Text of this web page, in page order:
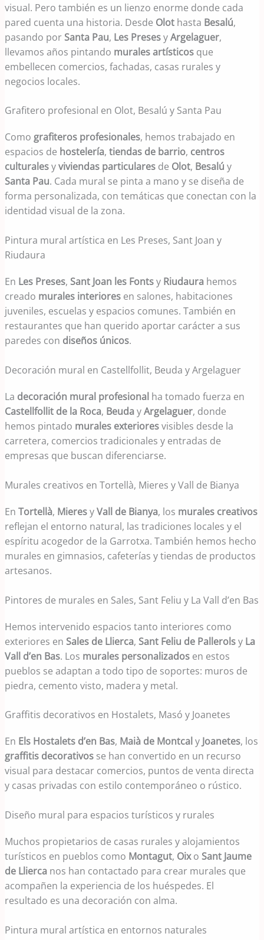
visual. Pero también es un lienzo enorme donde cada
pared cuenta una historia. Desde Olot hasta Besalú,
pasando por Santa Pau, Les PresesyArgelaguer,
llevamos años pintando murales artísticos que
embellecen comercios, fachadas, casas rurales y
negocios locales.
Grafitero profesional en Olot, Besalú y Santa Pau
Comografiteros profesionales, hemos trabajado en
espacios de hostelería,tiendas de barrio, centros
culturalesyviviendas particulares de Olot, Besalú y
Santa Pau. Cada mural se pinta a mano y se diseña de
forma personalizada, con temáticas que conectan con la
identidad visual de la zona.
Pintura mural artística en Les Preses, Sant Joan y
Riudaura
En Les Preses, Sant Joan les Fontsy Riudaura hemos
creado murales interiores en salones, habitaciones
juveniles, escuelas y espacios comunes. También en
restaurantes que han querido aportar carácter a sus
paredes con diseños únicos.
Decoración mural en Castellfollit, Beuda y Argelaguer
La decoración mural profesional ha tomado fuerza en
Castellfollit de la Roca, BeudayArgelaguer, donde
hemos pintado murales exterioresvisibles desde la
carretera, comercios tradicionales y entradas de
empresas que buscan diferenciarse.
Murales creativos en Tortellà, Mieres y Vall de Bianya
EnTortellà, MieresyVall de Bianya, los murales creativos
reflejan el entorno natural, las tradiciones locales y el
espíritu acogedor de la Garrotxa. También hemos hecho
murales en gimnasios, cafeterías y tiendas de productos
artesanos.
Pintores de murales en Sales, Sant Feliu y La Vall d’en Bas
Hemos intervenido espacios tanto interiores como
exteriores en Sales de Llierca, Sant Feliu de Pallerolsy La
Vall d’en Bas. Los murales personalizados en estos
pueblos se adaptan a todo tipo de soportes: muros de
piedra, cemento visto, madera y metal.
Graffitis decorativos en Hostalets, Masó y Joanetes
En Els Hostalets d’en Bas, Maià de Montcaly Joanetes, los
graffitis decorativos se han convertido en un recurso
visual para destacar comercios, puntos de venta directa
y casas privadas con estilo contemporáneo o rústico.
Diseño mural para espacios turísticos y rurales
Muchos propietarios de casas rurales y alojamientos
turísticos en pueblos como Montagut, Oixo Sant Jaume
de Llierca nos han contactado para crear murales que
acompañen la experiencia de los huéspedes. El
resultado es una decoración con alma.
Pintura mural artística en entornos naturales